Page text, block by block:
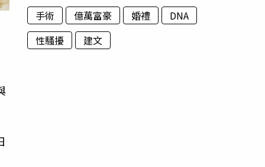
手術 億萬富豪 婚禮
DNA
性騷擾
建文